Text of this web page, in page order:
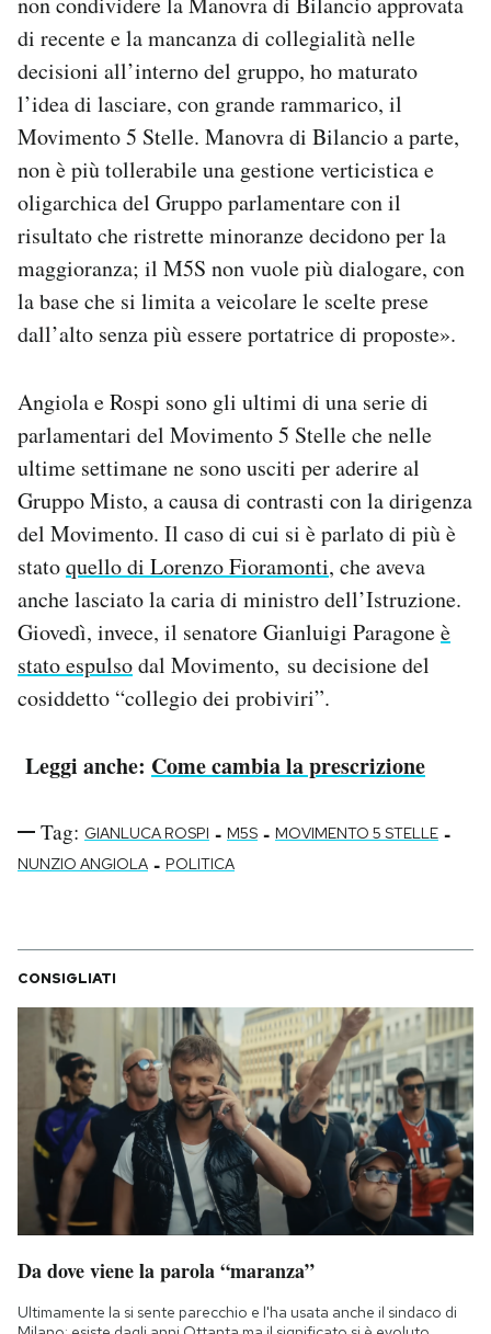
di recente e la mancanza di collegialità nelle
decisioni all’interno del gruppo, ho maturato
l’idea di lasciare, con grande rammarico, il
Movimento 5 Stelle. Manovra di Bilancio a parte,
non è più tollerabile una gestione verticistica e
oligarchica del Gruppo parlamentare con il
risultato che ristrette minoranze decidono per la
maggioranza; il M5S non vuole più dialogare, con
la base che si limita a veicolare le scelte prese
dall’alto senza più essere portatrice di proposte».
Angiola e Rospi sono gli ultimi di una serie di
parlamentari del Movimento 5 Stelle che nelle
ultime settimane ne sono usciti per aderire al
Gruppo Misto, a causa di contrasti con la dirigenza
del Movimento. Il caso di cui si è parlato di più è
statoquello di Lorenzo Fioramonti, che aveva
anche lasciato la caria di ministro dell’Istruzione.
Giovedì, invece, il senatore Gianluigi Paragoneè
stato espulsodal Movimento, su decisione del
cosiddetto “collegio dei probiviri”.
Leggi anche: Come cambia la prescrizione
Tag: GIANLUCA ROSPI - M5S - MOVIMENTO 5 STELLE -
NUNZIO ANGIOLA - POLITICA
CONSIGLIATI
Da dove viene la parola “maranza”
Ultimamente la si sente parecchio e l'ha usata anche il sindaco di